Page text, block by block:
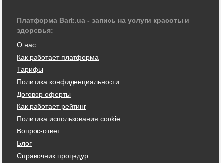
Платформа Barb.ua - запись на услуги красоты и
здоровья:
О нас
Как работает платформа
Тарифы
Политика конфиденциальности
Договор оферты
Как работает рейтинг
Политика использования cookie
Вопрос-ответ
Блог
Справочник процедур